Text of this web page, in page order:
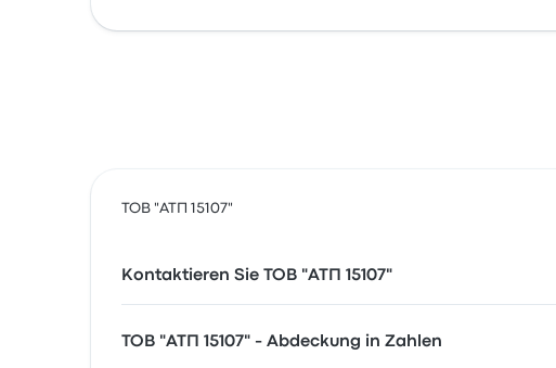
ТОВ "АТП 15107"
Kontaktieren Sie ТОВ "АТП 15107"
ТОВ "АТП 15107" - Abdeckung in Zahlen